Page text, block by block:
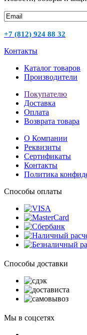
+7 (812) 924 88 32
Контакты
Каталог товаров
Производители
Покупателю
Доставка
Оплата
Возврата товара
О Компании
Реквизиты
Сертификаты
Контакты
Политика
Способы оплаты
Способы доставки
Мы в соцсетях